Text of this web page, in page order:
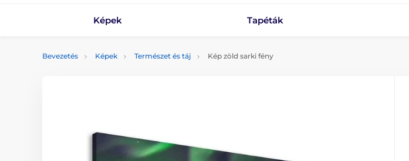
Képek Tapéták
Bevezetés Képek Természet és táj Kép zöld sarki fény